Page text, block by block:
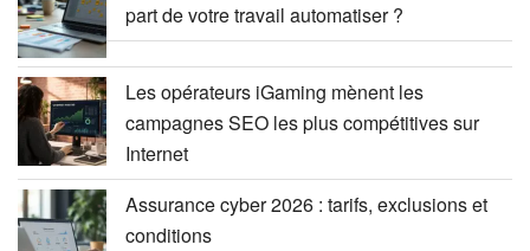
part de votre travail automatiser ?
Les opérateurs iGaming mènent les
campagnes SEO les plus compétitives sur
Internet
Assurance cyber 2026 : tarifs, exclusions et
conditions